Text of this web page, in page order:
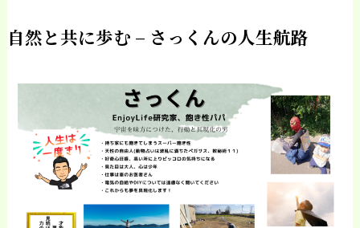
自然と共に歩む – さっくんの人生航路